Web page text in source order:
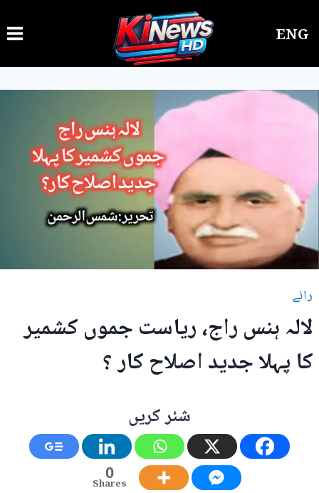
to
content
ENG
رائے
لالہ ہنس راج، ریاست جموں کشمیر
کا پہلا جدید اصلاح کار ؟
شئر کریں
0
Shares